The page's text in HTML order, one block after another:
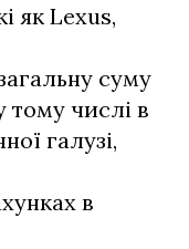
як Lexus,
суму
тому числі в
галузі,
в